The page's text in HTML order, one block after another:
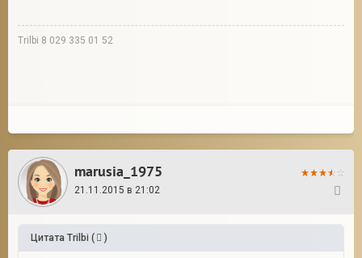
Trilbi 8 029 335 01 52
marusia_1975
21.11.2015 в 21:02
Цитата Trilbi ( )